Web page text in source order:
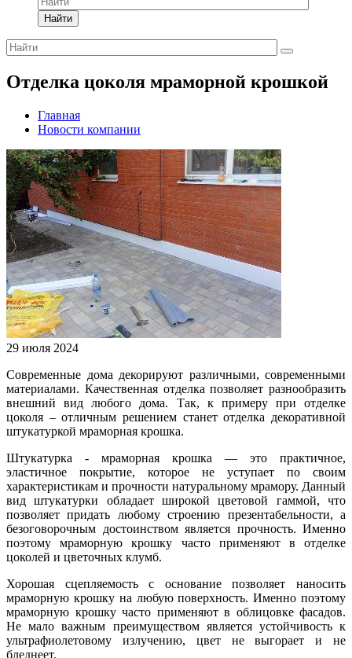
Найти
Отделка цоколя мраморной крошкой
Главная
Новости компании
29 июля 2024
Современные дома декорируют различными, современными
материалами. Качественная отделка позволяет разнообразить
внешний вид любого дома. Так, к примеру при отделке
цоколя – отличным решением станет отделка декоративной
штукатуркой мраморная крошка.
Штукатурка - мраморная крошка — это практичное,
эластичное покрытие, которое не уступает по своим
характеристикам и прочности натуральному мрамору. Данный
вид штукатурки обладает широкой цветовой гаммой, что
позволяет придать любому строению презентабельности, а
безоговорочным достоинством является прочность. Именно
поэтому мраморную крошку часто применяют в отделке
цоколей и цветочных клумб.
Хорошая сцепляемость с основание позволяет наносить
мраморную крошку на любую поверхность. Именно поэтому
мраморную крошку часто применяют в облицовке фасадов.
Не мало важным преимуществом является устойчивость к
ультрафиолетовому излучению, цвет не выгорает и не
бледнеет.